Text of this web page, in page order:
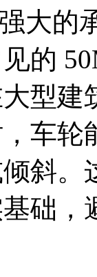
大的
的
型建
车轮
斜。
础，